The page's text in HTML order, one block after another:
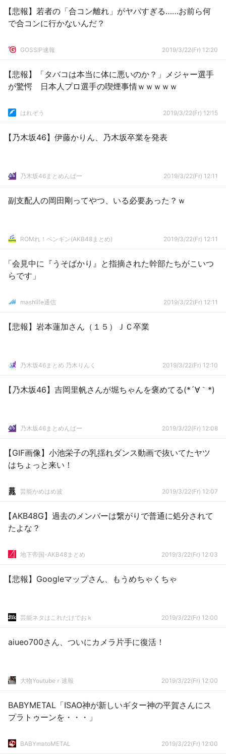
【悲報】若者の「合コン離れ」がヤバすぎる……お前ら何
で合コンに行かないんだ？
GOSSIP速報 2019/3/22(Fr) 12:20
【悲報】「タバコは本当に体に悪いのか？」メジャー選手
が驚愕 日本人プロ選手の喫煙事情ｗｗｗｗｗ
はれぞう 2019/3/22(Fr) 12:15
【乃木坂46】伊藤かりん、乃木坂卒業を発表
乃木坂46まとめんばー 2019/3/22(Fr) 12:11
副支配人の岡田剛ってやつ、いる必要あった？ｗ
ROMれ！ペンギン(AKB48まとめ) 2019/3/22(Fr) 12:11
「会見中に『うそばかり』と指摘された幹部たちがこいつ
らです」
mashlife通信 2019/3/22(Fr) 12:11
【悲報】岩本蓮加さん（１５）ＪＣ卒業
乃木坂46まとめ 乃木りんく 2019/3/22(Fr) 12:10
【乃木坂46】吉岡里帆さんが堀ちゃんを褒めてる(*´∀｀*)
乃木坂46まとめんばー 2019/3/22(Fr) 12:08
【GIF画像】小池栄子の乳揺れダンス動画で抜いてたヤツ
はちょっと来い！
芸能かめはめ波 2019/3/22(Fr) 12:07
【AKB48G】過去のメンバーは繋がりで普通に処分されて
たよな？
地下帝国-AKB48まとめ 2019/3/22(Fr) 12:03
【悲報】Googleマップさん、もうめちゃくちゃ
芸能ネタはこれだけでおｋ 2019/3/22(Fr) 12:00
aiueo700さん、ついにカメラ片手に復活！
大物Youtubeｒ速報 2019/3/22(Fr) 12:00
BABYMETAL「ISAO神が新しいギター神の平賀さんにス
プラトゥーンを・・・」
BABYmatoMETAL 2019/3/22(Fr) 12:00